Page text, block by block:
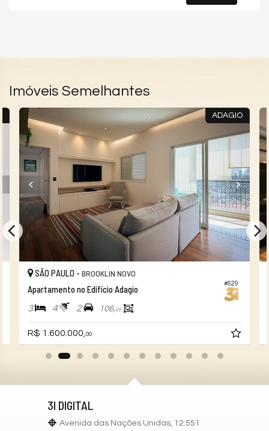
Imóveis Semelhantes
ADAGIO
#929
SÃO PAULO -BROOKLIN NOVO
Apartamento no Edifício Adagio
3 4 2 106,00
R$ 1.600.000,00
3I DIGITAL
Avenida das Nações Unidas, 12.551